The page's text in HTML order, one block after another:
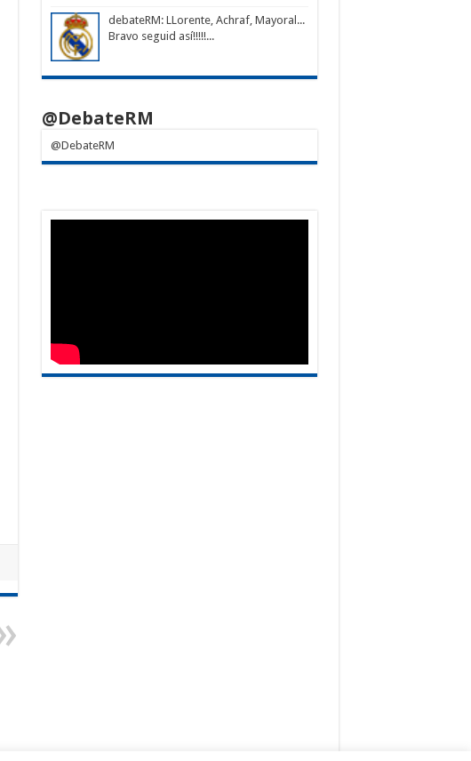
debateRM: LLorente, Achraf, Mayoral...
Bravo seguid así!!!!!...
@DebateRM
@DebateRM